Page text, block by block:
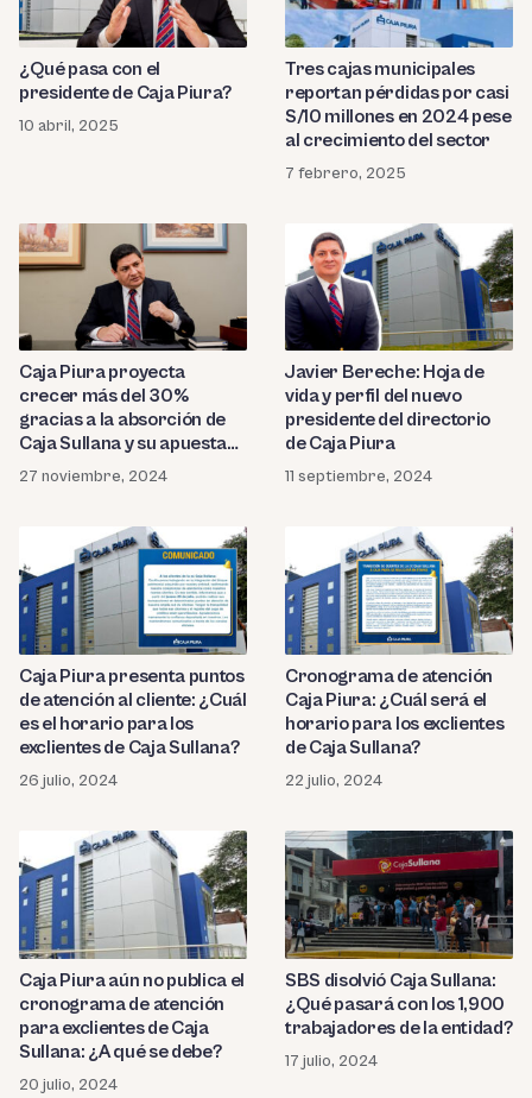
¿Qué pasa con el
presidente de Caja Piura?
10 abril, 2025
Tres cajas municipales
reportan pérdidas por casi
S/10 millones en 2024 pese
al crecimiento del sector
7 febrero, 2025
Caja Piura proyecta
crecer más del 30%
gracias a la absorción de
Caja Sullana y su apuesta
por nuevos productos
27 noviembre, 2024
Javier Bereche: Hoja de
vida y perfil del nuevo
presidente del directorio
de Caja Piura
11 septiembre, 2024
Caja Piura presenta puntos
de atención al cliente: ¿Cuál
es el horario para los
exclientes de Caja Sullana?
26 julio, 2024
Cronograma de atención
Caja Piura: ¿Cuál será el
horario para los exclientes
de Caja Sullana?
22 julio, 2024
Caja Piura aún no publica el
cronograma de atención
para exclientes de Caja
Sullana: ¿A qué se debe?
20 julio, 2024
SBS disolvió Caja Sullana:
¿Qué pasará con los 1,900
trabajadores de la entidad?
17 julio, 2024